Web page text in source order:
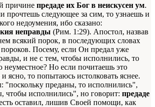
причине предаде их Бог в неискусен ум.
прочтешь следующее за сим, то узнаешь и
недоумения, ибо сказано:
неправды (Рим. 1:29). Апостол, назвав
всякий порок, в последующих словах
Посему, если Он предал уже
и не с тем, чтобы исполнились, то
неуместное? Но если почитаешь это
ясно, то попытаюсь истолковать яснее.
"поскольку преданы, то исполнились",
чтобы исполнились", но говорит: предаде
оставил, лишив Своей помощи, как